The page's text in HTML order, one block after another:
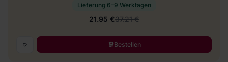
Lieferung 6–9 Werktagen
21.95 €37.21 €
Bestellen